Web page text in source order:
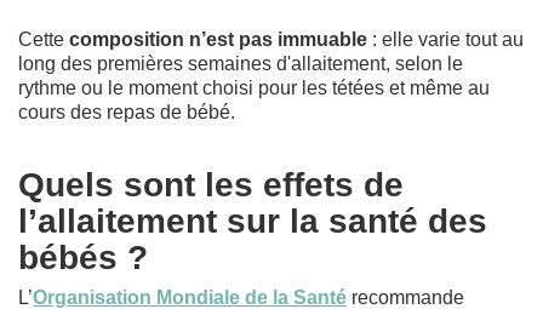
Cette composition n’est pas immuable : elle varie tout au
long des premières semaines d'allaitement, selon le
rythme ou le moment choisi pour les tétées et même au
cours des repas de bébé.
Quels sont les effets de
l’allaitement sur la santé des
bébés ?
L’Organisation Mondiale de la Santé recommande